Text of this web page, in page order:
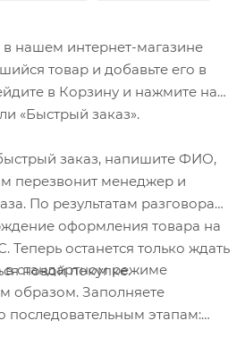
нашем интернет-магазине
товар и добавьте его в
в Корзину и нажмите на
«Быстрый заказ».
заказ, напишите ФИО,
перезвонит менеджер и
По результатам разговора
оформления товара на
Теперь останется только ждать
новой покупке.
стандартном режиме
образом. Заполняете
последовательным этапам: